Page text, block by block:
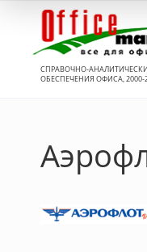
СПРАВОЧНО-
ОБЕСПЕЧЕНИЯ ОФИСА, 2000-